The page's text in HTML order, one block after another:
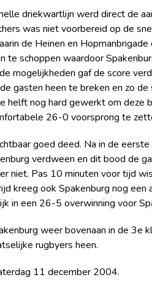
driekwartlijn werd direct de
was niet voorbereid op de
de Heinen en
te schoppen waardoor
mogelijkheden gaf de score
gasten heen te breken en zo
nog hard gewerkt om
26-0 voorsprong te
goed deed. Na in de
verdween en dit bood de
niet. Pas 10 minuten voor tijd
kreeg ook Spakenburg nog
in een 26-5 overwinning voor
weer bovenaan in de
rugbyers heen.
11 december 2004.